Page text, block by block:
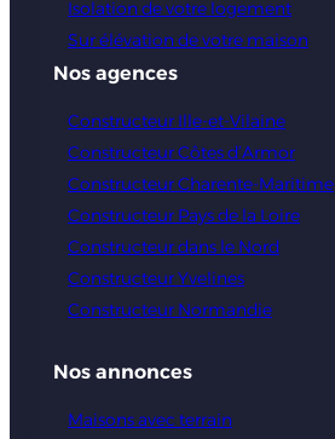
Isolation de votre logement
Sur élévation de votre maison
Nos agences
Constructeur Ille-et-Vilaine
Constructeur Côtes d’Armor
Constructeur Charente-Maritime
Constructeur Pays de la Loire
Constructeur dans le Nord
Constructeur Yvelines
Constructeur Normandie
Nos annonces
Maisons avec terrain